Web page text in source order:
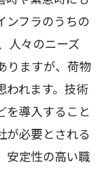
ンフラのうちの
人々のニーズ
りますが、荷物
われます。技術
を導入すること
が必要とされる
安定性の高い職